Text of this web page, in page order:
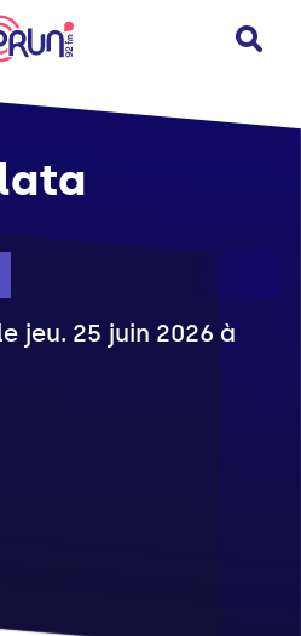
jeu. 25 juin 2026 à